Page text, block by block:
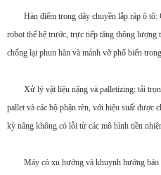
Hàn điểm trong dây chuyền lắp ráp ô
robot thế hệ trước, trực tiếp tăng thông lượng
chống lại phun hàn và mảnh vỡ phổ biến
Xử lý vật liệu nặng và palletizing: tải
pallet và các bộ phận rèn, với hiệu suất được
kỳ nâng không có lỗi từ các mô hình tiền
Máy có xu hướng và khuynh hướng